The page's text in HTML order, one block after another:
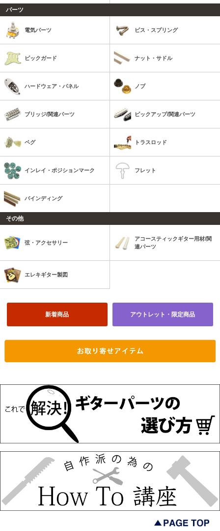
パーツ
電気パーツ ビス・スプリング
ピックガード ナット・サドル
ハードウェア・パネル ノブ
ブリッジ/関連パーツ ピックアップ/関連パーツ
ペグ トラスロッド
インレイ・ポジションマーク フレット
バインディング
その他
弦・アクセサリー
アコースティックギター用材/関
連パーツ
エレキギター製図
新着商品 アウトレット・限定商品